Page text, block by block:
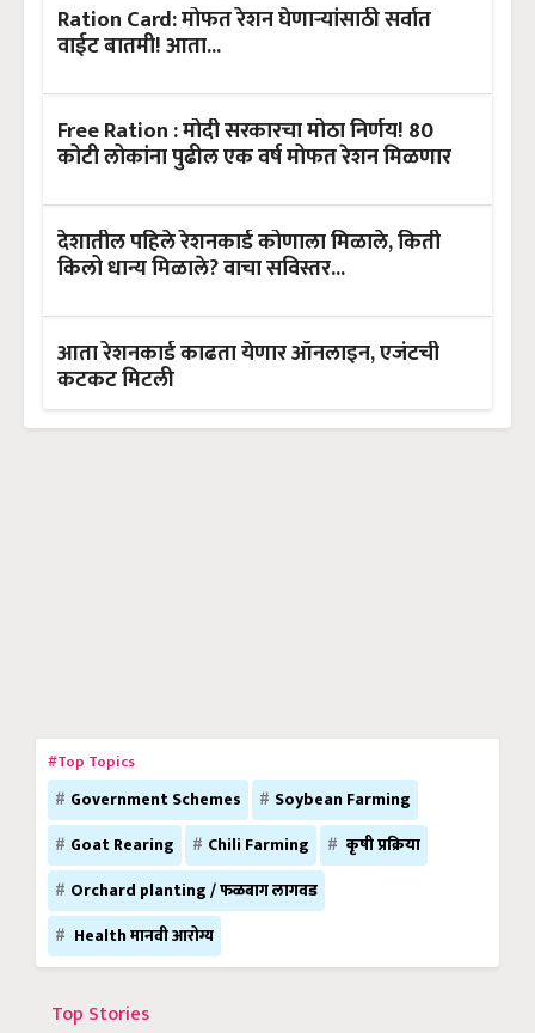
Ration Card: मोफत रेशन घेणाऱ्यांसाठी सर्वात
वाईट बातमी! आता...
Free Ration : मोदी सरकारचा मोठा निर्णय! 80
कोटी लोकांना पुढील एक वर्ष मोफत रेशन मिळणार
देशातील पहिले रेशनकार्ड कोणाला मिळाले, किती
किलो धान्य मिळाले? वाचा सविस्तर...
आता रेशनकार्ड काढता येणार ऑनलाइन, एजंटची
कटकट मिटली
#Top Topics
Government Schemes
Soybean Farming
Goat Rearing
Chili Farming
कृषी प्रक्रिया
Orchard planting / फळबाग लागवड
Health मानवी आरोग्य
Top Stories